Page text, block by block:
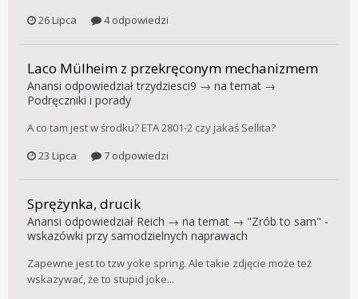
26 Lipca
4 odpowiedzi
Laco Mülheim z przekręconym mechanizmem
Anansi odpowiedziałtrzydziesci9 → na temat →
Podręczniki i porady
A co tam jest w środku? ETA 2801-2 czy jakaś Sellita?
23 Lipca
7 odpowiedzi
Sprężynka, drucik
Anansi odpowiedział Reich → na temat → "Zrób to sam" -
wskazówki przy samodzielnych naprawach
Zapewne jest to tzw yoke spring. Ale takie zdjęcie może też
wskazywać, że to stupid joke...